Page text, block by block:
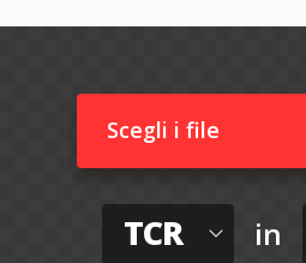
Scegli i file
TCR in